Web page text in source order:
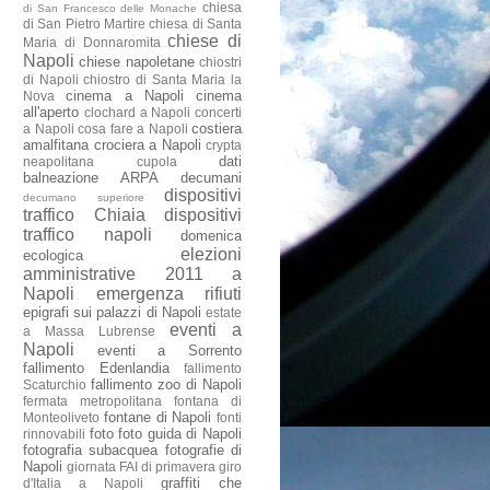
di San Francesco delle Monache chiesa
di San Pietro Martire chiesa di Santa
Maria di Donnaromita chiese di
Napoli chiese napoletane chiostri
di Napoli chiostro di Santa Maria la
Nova
cinema a Napoli
cinema
all'aperto clochard a Napoli concerti
a Napoli cosa fare a Napoli costiera
amalfitana crociera a Napoli crypta
neapolitana
cupola
dati
balneazione ARPA
decumani
decumano superiore
dispositivi
traffico Chiaia
dispositivi
traffico napoli
domenica
ecologica
elezioni
amministrative 2011 a
Napoli
emergenza rifiuti
epigrafi sui palazzi di Napoli estate
a Massa Lubrense
eventi a
Napoli
eventi a Sorrento
fallimento Edenlandia
fallimento
Scaturchio fallimento zoo di Napoli
fermata metropolitana
fontana di
Monteoliveto fontane di Napoli fonti
rinnovabili foto foto guida di Napoli
fotografia subacquea fotografie di
Napoli giornata FAI di primavera giro
d'Italia a Napoli
graffiti che